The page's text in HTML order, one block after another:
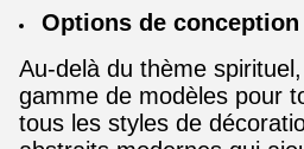
Options de
Au-delà du thème
gamme de modèles pour
tous les styles de